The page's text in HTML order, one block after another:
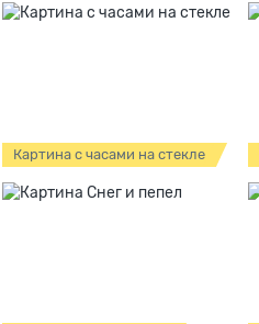
Картина с часами на стекле